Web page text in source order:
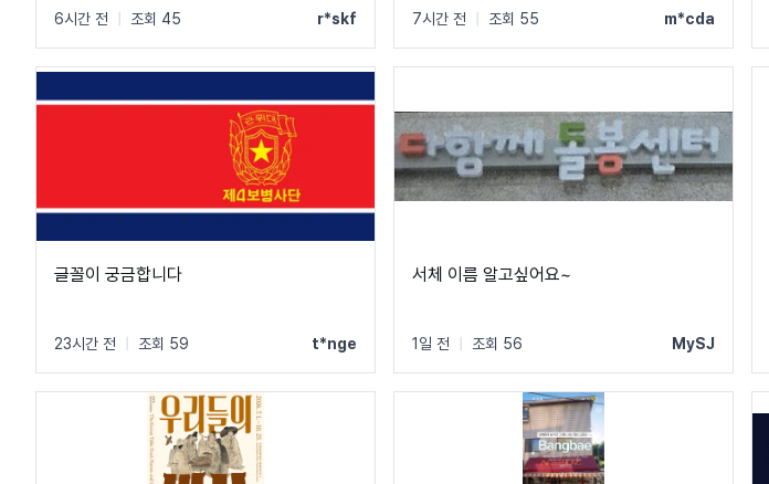
6시간 전 조회 45 r*skf 7시간 전 조회 55 m*cda
글꼴이 궁금합니다
23시간 전 조회 59 t*nge
서체 이름 알고싶어요~
1일 전 조회 56 MySJ